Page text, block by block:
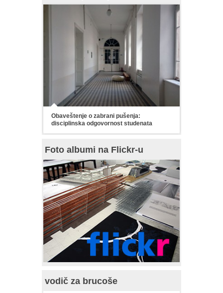
Obaveštenje o zabrani pušenja:
disciplinska odgovornost studenata
Foto albumi na Flickr-u
vodič za brucoše